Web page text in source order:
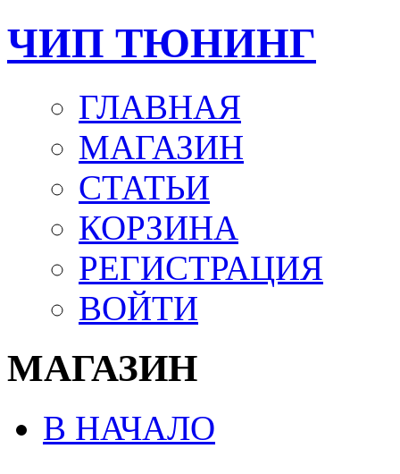
ЧИП ТЮНИНГ
ГЛАВНАЯ
МАГАЗИН
СТАТЬИ
КОРЗИНА
РЕГИСТРАЦИЯ
ВОЙТИ
МАГАЗИН
В НАЧАЛО